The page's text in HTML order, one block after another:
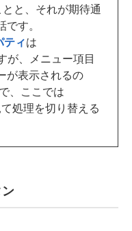
と、それが期待通
す。
ィは
が、メニュー項目
が表示されるの
、ここでは
処理を切り替える